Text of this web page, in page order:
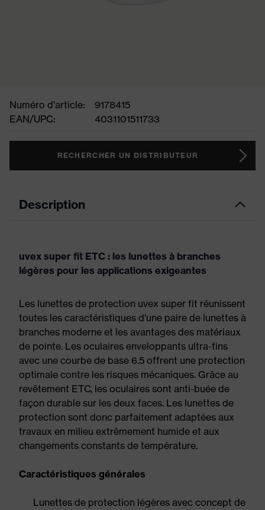
Numéro d'article:
9178415
EAN/UPC:
4031101511733
RECHERCHER UN DISTRIBUTEUR
Description
uvex super fit ETC : les lunettes à branches
légères pour les applications exigeantes
Les lunettes de protection uvex super fit réunissent
toutes les caractéristiques d'une paire de lunettes à
branches moderne et les avantages des matériaux
de pointe. Les oculaires enveloppants ultra-fins
avec une courbe de base 6.5 offrent une protection
optimale contre les risques mécaniques. Grâce au
revêtement ETC, les oculaires sont anti-buée de
façon durable sur les deux faces. Les lunettes de
protection sont donc parfaitement adaptées aux
travaux en milieu extrêmement humide et aux
changements constants de température.
Caractéristiques générales
Lunettes de protection légères avec concept de